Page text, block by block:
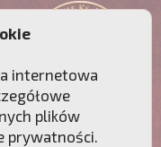
internetowa
plików
prywatności.